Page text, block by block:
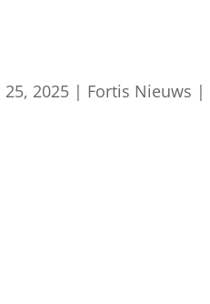
25, 2025 | Fortis Nieuws |